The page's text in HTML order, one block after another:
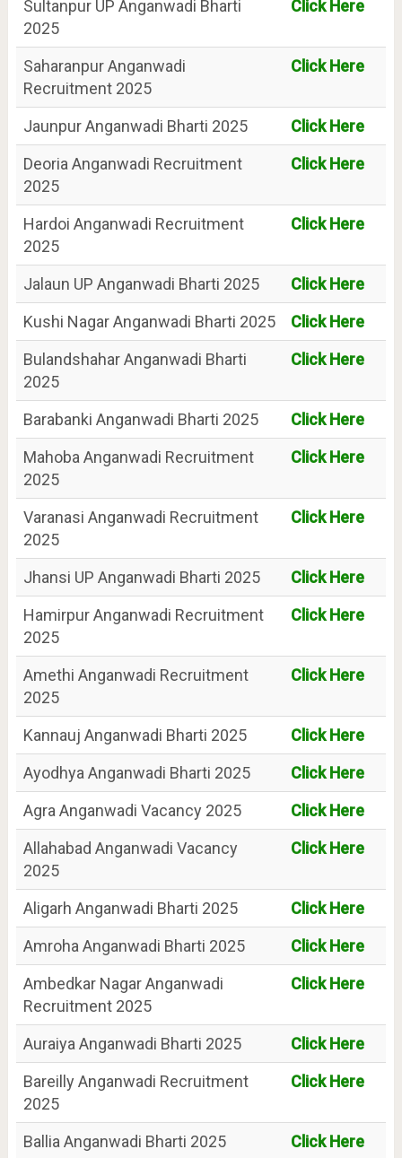
Sultanpur UP Anganwadi Bharti
2025
Click Here
Saharanpur Anganwadi
Recruitment 2025
Click Here
Jaunpur Anganwadi Bharti 2025
Click Here
Deoria Anganwadi Recruitment
2025
Click Here
Hardoi Anganwadi Recruitment
2025
Click Here
Jalaun UP Anganwadi Bharti 2025
Click Here
Kushi Nagar Anganwadi Bharti 2025
Click Here
Bulandshahar Anganwadi Bharti
2025
Click Here
Barabanki Anganwadi Bharti 2025
Click Here
Mahoba Anganwadi Recruitment
2025
Click Here
Varanasi Anganwadi Recruitment
2025
Click Here
Jhansi UP Anganwadi Bharti 2025
Click Here
Hamirpur Anganwadi Recruitment
2025
Click Here
Amethi Anganwadi Recruitment
2025
Click Here
Kannauj Anganwadi Bharti 2025
Click Here
Ayodhya Anganwadi Bharti 2025
Click Here
Agra Anganwadi Vacancy 2025
Click Here
Allahabad Anganwadi Vacancy
2025
Click Here
Aligarh Anganwadi Bharti 2025
Click Here
Amroha Anganwadi Bharti 2025
Click Here
Ambedkar Nagar Anganwadi
Recruitment 2025
Click Here
Auraiya Anganwadi Bharti 2025
Click Here
Bareilly Anganwadi Recruitment
2025
Click Here
Ballia Anganwadi Bharti 2025
Click Here